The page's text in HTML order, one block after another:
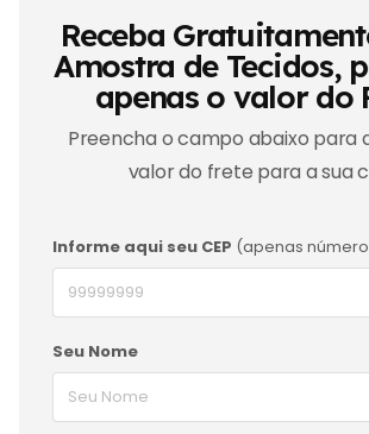
Receba
Amostra de Tecidos,
apenas o valor do
Preencha o campo abaixo para
valor do frete para a sua
Informe aqui seu CEP (apenas
Seu Nome